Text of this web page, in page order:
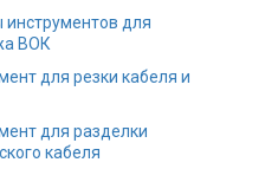
инструментов для
ВОК
для резки кабеля и
для разделки
кабеля